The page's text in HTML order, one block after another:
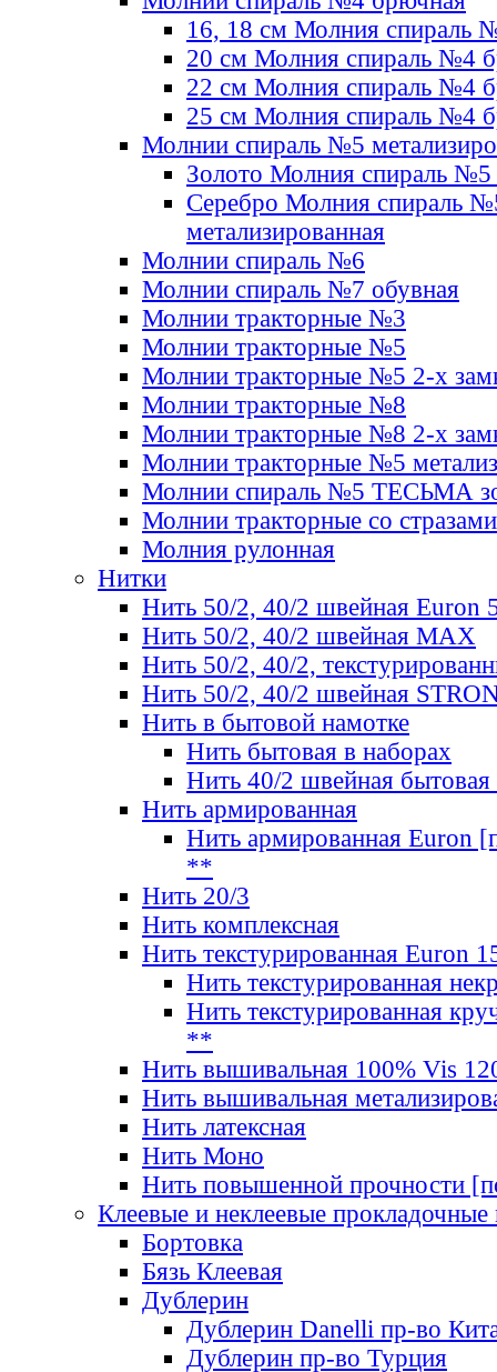
16, 18 см Молния спираль
20 см Молния спираль №4
22 см Молния спираль №4
25 см Молния спираль №4
Молнии спираль №5
Золото Молния спираль №5
Серебро Молния спираль
метализированная
Молнии спираль №6
Молнии спираль №7 обувная
Молнии тракторные №3
Молнии тракторные №5
Молнии тракторные №5 2-х
Молнии тракторные №8
Молнии тракторные №8 2-х
Молнии тракторные №5
Молнии спираль №5 ТЕСЬМА
Молнии тракторные со стразами
Молния рулонная
Нитки
Нить 50/2, 40/2 швейная Euron
Нить 50/2, 40/2 швейная МАХ
Нить 50/2, 40/2,
Нить 50/2, 40/2 швейная
Нить в бытовой намотке
Нить бытовая в наборах
Нить 40/2 швейная бытовая
Нить армированная
Нить армированная Euron
**
Нить 20/3
Нить комплексная
Нить текстурированная Euron
Нить текстурированная
Нить текстурированная
**
Нить вышивальная 100% Vis
Нить вышивальная
Нить латексная
Нить Моно
Нить повышенной прочности
Клеевые и неклеевые прокладочные
Бортовка
Бязь Клеевая
Дублерин
Дублерин Danelli пр-во
Дублерин пр-во Турция